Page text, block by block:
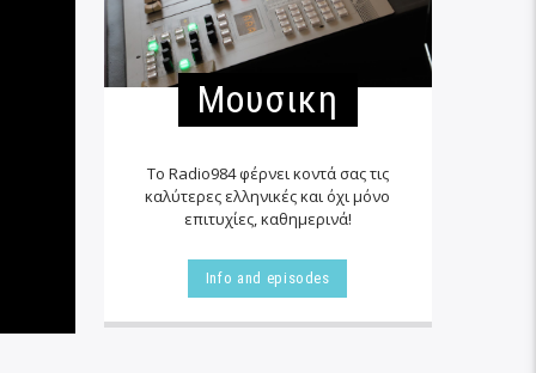
Μουσικη
Το Radio984 φέρνει κοντά σας τις
καλύτερες ελληνικές και όχι μόνο
επιτυχίες, καθημερινά!
Info and episodes